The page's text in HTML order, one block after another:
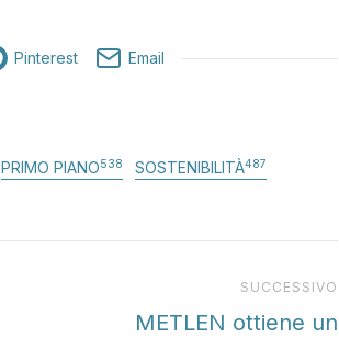
Pinterest Email
PRIMO PIANO538 SOSTENIBILITÀ487
SUCCESSIVO
METLEN ottiene un